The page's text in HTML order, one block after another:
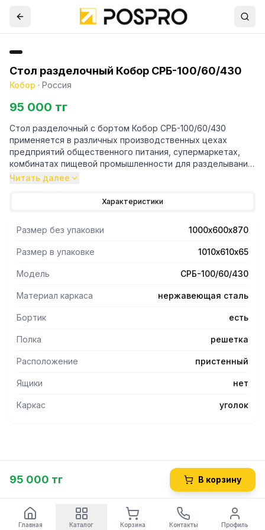
Стол разделочный Кобор СРБ-100/60/430
Кобор · Россия
95 000 тг
Стол разделочный с бортом Кобор СРБ-100/60/430
применяется в различных производственных цехах
предприятий общественного питания, супермаркетах,
комбинатах пищевой промышленности для разделывания
и обработки пищевых продуктов, а также в качестве
- Каркас стола состоит из ножек, выполненных в виде
уголка 40х40 мм изнержавеющейстали.
- Столешница из нержавеющей стали aisi 430 усилена
листом ЛДСП толщиной 16 мм.
возможность касания продуктов и инвентаря стены.
позволяющими компенсировать неровности пола.
сохранность при транспортировке​.
Читать далее
Характеристики
Размер без упаковки 1000х600х870
Размер в упаковке 1010х610х65
Модель СРБ-100/60/430
Материал каркаса нержавеющая сталь
Бортик есть
Полка решетка
Расположение пристенный
Ящики нет
Каркас уголок
95 000 тг В корзину
Главная Каталог Корзина Контакты Профиль